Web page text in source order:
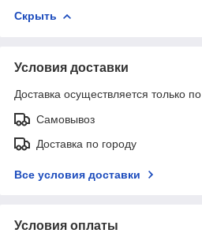
Скрыть
Условия доставки
Доставка осуществляется только
Самовывоз
Доставка по городу
Все условия доставки
Условия оплаты